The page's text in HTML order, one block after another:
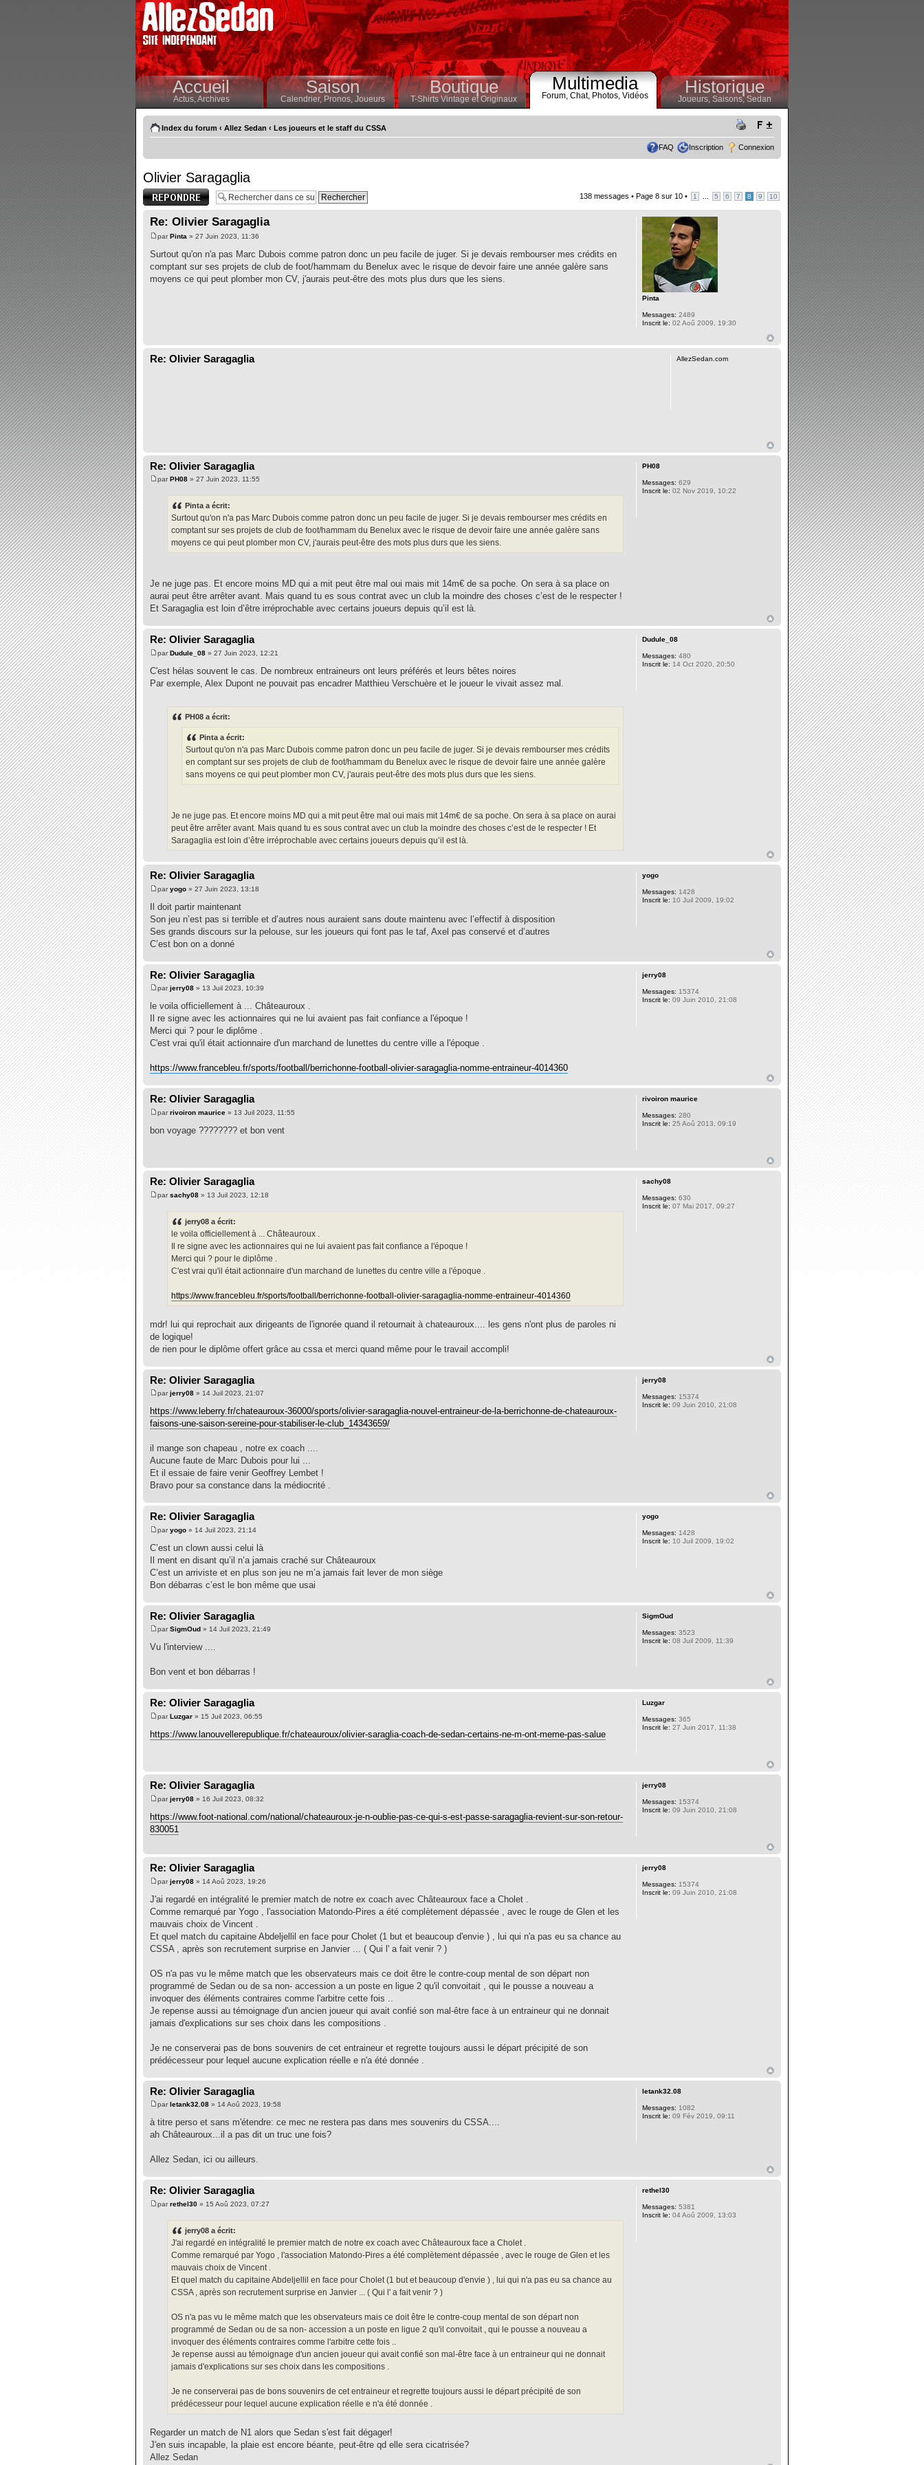
Accueil
Actus,Archives
Saison
Calendrier,Pronos, Joueurs
Boutique
T-Shirts Vintage et Originaux
Multimedia
Forum, Chat, Photos, Vidéos Historique
Joueurs, Saisons,Sedan
Index du forum ‹ Allez Sedan ‹ Les joueurs et le staff du CSSA
FAQ Inscription Connexion
Olivier Saragaglia
Publier une
réponse
138 messages • Page 8 sur 10 • 1 5 6 7 8 9 10
Re: Olivier Saragaglia
parPinta » 27 Juin 2023, 11:36
Surtout qu'on n'a pas Marc Dubois comme patron donc un peu facile de juger. Si je devais rembourser mes crédits en
comptant sur ses projets de club de foot/hammam du Benelux avec le risque de devoir faire une année galère sans
moyens ce qui peut plomber mon CV, j'aurais peut-être des mots plus durs que les siens.
Pinta
Messages: 2489
Inscrit le: 02 Aoû 2009, 19:30
Re: Olivier Saragaglia AllezSedan.com
Re: Olivier Saragaglia
parPH08 » 27 Juin 2023, 11:55
Pinta a écrit:
Surtout qu'on n'a pas Marc Dubois comme patron donc un peu facile de juger. Si je devais rembourser mes crédits en
comptant sur ses projets de club de foot/hammam du Benelux avec le risque de devoir faire une année galère sans
moyens ce qui peut plomber mon CV, j'aurais peut-être des mots plus durs que les siens.
Je ne juge pas. Et encore moins MD qui a mit peut être mal oui mais mit 14m€ de sa poche. On sera à sa place on
aurai peut être arrêter avant. Mais quand tu es sous contrat avec un club la moindre des choses c’est de le respecter !
Et Saragaglia est loin d’être irréprochable avec certains joueurs depuis qu’il est là.
PH08
Messages: 629
Inscrit le: 02 Nov 2019, 10:22
Re: Olivier Saragaglia
parDudule_08 » 27 Juin 2023, 12:21
C'est hélas souvent le cas. De nombreux entraineurs ont leurs préférés et leurs bêtes noires
Par exemple, Alex Dupont ne pouvait pas encadrer Matthieu Verschuère et le joueur le vivait assez mal.
PH08 a écrit:
Pinta a écrit:
Surtout qu'on n'a pas Marc Dubois comme patron donc un peu facile de juger. Si je devais rembourser mes crédits
en comptant sur ses projets de club de foot/hammam du Benelux avec le risque de devoir faire une année galère
sans moyens ce qui peut plomber mon CV, j'aurais peut-être des mots plus durs que les siens.
Je ne juge pas. Et encore moins MD qui a mit peut être mal oui mais mit 14m€ de sa poche. On sera à sa place on aurai
peut être arrêter avant. Mais quand tu es sous contrat avec un club la moindre des choses c’est de le respecter ! Et
Saragaglia est loin d’être irréprochable avec certains joueurs depuis qu’il est là.
Dudule_08
Messages: 480
Inscrit le: 14 Oct 2020, 20:50
Re: Olivier Saragaglia
paryogo » 27 Juin 2023, 13:18
Il doit partir maintenant
Son jeu n’est pas si terrible et d’autres nous auraient sans doute maintenu avec l’effectif à disposition
Ses grands discours sur la pelouse, sur les joueurs qui font pas le taf, Axel pas conservé et d’autres
C’est bon on a donné
yogo
Messages: 1428
Inscrit le: 10 Juil 2009, 19:02
Re: Olivier Saragaglia
parjerry08 » 13 Juil 2023, 10:39
le voila officiellement à ... Châteauroux .
Il re signe avec les actionnaires qui ne lui avaient pas fait confiance a l'époque !
Merci qui ? pour le diplôme .
C'est vrai qu'il était actionnaire d'un marchand de lunettes du centre ville a l'époque .
https://www.francebleu.fr/sports/football/berrichonne-football-olivier-saragaglia-nomme-entraineur-4014360
jerry08
Messages: 15374
Inscrit le: 09 Juin 2010, 21:08
Re: Olivier Saragaglia
parrivoiron maurice » 13 Juil 2023, 11:55
bon voyage ???????? et bon vent
rivoiron maurice
Messages: 280
Inscrit le: 25 Aoû 2013, 09:19
Re: Olivier Saragaglia
parsachy08 » 13 Juil 2023, 12:18
jerry08 a écrit:
le voila officiellement à ... Châteauroux .
Il re signe avec les actionnaires qui ne lui avaient pas fait confiance a l'époque !
Merci qui ? pour le diplôme .
C'est vrai qu'il était actionnaire d'un marchand de lunettes du centre ville a l'époque .
https://www.francebleu.fr/sports/football/berrichonne-football-olivier-saragaglia-nomme-entraineur-4014360
mdr! lui qui reprochait aux dirigeants de l'ignorée quand il retournait à chateauroux.... les gens n'ont plus de paroles ni
de logique!
de rien pour le diplôme offert grâce au cssa et merci quand même pour le travail accompli!
sachy08
Messages: 630
Inscrit le: 07 Mai 2017, 09:27
Re: Olivier Saragaglia
parjerry08 » 14 Juil 2023, 21:07
https://www.leberry.fr/chateauroux-36000/sports/olivier-saragaglia-nouvel-entraineur-de-la-berrichonne-de-chateauroux-
faisons-une-saison-sereine-pour-stabiliser-le-club_14343659/
il mange son chapeau , notre ex coach ....
Aucune faute de Marc Dubois pour lui ...
Et il essaie de faire venir Geoffrey Lembet !
Bravo pour sa constance dans la médiocrité .
jerry08
Messages: 15374
Inscrit le: 09 Juin 2010, 21:08
Re: Olivier Saragaglia
paryogo » 14 Juil 2023, 21:14
C’est un clown aussi celui là
Il ment en disant qu’il n’a jamais craché sur Châteauroux
C’est un arriviste et en plus son jeu ne m’a jamais fait lever de mon siège
Bon débarras c’est le bon même que usai
yogo
Messages: 1428
Inscrit le: 10 Juil 2009, 19:02
Re: Olivier Saragaglia
parSigmOud » 14 Juil 2023, 21:49
Vu l'interview ....
Bon vent et bon débarras !
SigmOud
Messages: 3523
Inscrit le: 08 Juil 2009, 11:39
Re: Olivier Saragaglia
parLuzgar » 15 Juil 2023, 06:55
https://www.lanouvellerepublique.fr/chateauroux/olivier-saraglia-coach-de-sedan-certains-ne-m-ont-meme-pas-salue
Luzgar
Messages: 365
Inscrit le: 27 Juin 2017, 11:38
Re: Olivier Saragaglia
parjerry08 » 16 Juil 2023, 08:32
https://www.foot-national.com/national/chateauroux-je-n-oublie-pas-ce-qui-s-est-passe-saragaglia-revient-sur-son-retour-
830051
jerry08
Messages: 15374
Inscrit le: 09 Juin 2010, 21:08
Re: Olivier Saragaglia
parjerry08 » 14 Aoû 2023, 19:26
J'ai regardé en intégralité le premier match de notre ex coach avec Châteauroux face a Cholet .
Comme remarqué par Yogo , l'association Matondo-Pires a été complètement dépassée , avec le rouge de Glen et les
mauvais choix de Vincent .
Et quel match du capitaine Abdeljellil en face pour Cholet (1 but et beaucoup d'envie ) , lui qui n'a pas eu sa chance au
CSSA , après son recrutement surprise en Janvier ... ( Qui l' a fait venir ? )
OS n'a pas vu le même match que les observateurs mais ce doit être le contre-coup mental de son départ non
programmé de Sedan ou de sa non- accession a un poste en ligue 2 qu'il convoitait , qui le pousse a nouveau a
invoquer des éléments contraires comme l'arbitre cette fois ..
Je repense aussi au témoignage d'un ancien joueur qui avait confié son mal-être face à un entraineur qui ne donnait
jamais d'explications sur ses choix dans les compositions .
Je ne conserverai pas de bons souvenirs de cet entraineur et regrette toujours aussi le départ précipité de son
prédécesseur pour lequel aucune explication réelle e n'a été donnée .
jerry08
Messages: 15374
Inscrit le: 09 Juin 2010, 21:08
Re: Olivier Saragaglia
parletank32.08 » 14 Aoû 2023, 19:58
à titre perso et sans m'étendre: ce mec ne restera pas dans mes souvenirs du CSSA....
ah Châteauroux...il a pas dit un truc une fois?
Allez Sedan, ici ou ailleurs.
letank32.08
Messages: 1082
Inscrit le: 09 Fév 2019, 09:11
Re: Olivier Saragaglia
parrethel30 » 15 Aoû 2023, 07:27
jerry08 a écrit:
J'ai regardé en intégralité le premier match de notre ex coach avec Châteauroux face a Cholet .
Comme remarqué par Yogo , l'association Matondo-Pires a été complètement dépassée , avec le rouge de Glen et les
mauvais choix de Vincent .
Et quel match du capitaine Abdeljellil en face pour Cholet (1 but et beaucoup d'envie ) , lui qui n'a pas eu sa chance au
CSSA , après son recrutement surprise en Janvier ... ( Qui l' a fait venir ? )
OS n'a pas vu le même match que les observateurs mais ce doit être le contre-coup mental de son départ non
programmé de Sedan ou de sa non- accession a un poste en ligue 2 qu'il convoitait , qui le pousse a nouveau a
invoquer des éléments contraires comme l'arbitre cette fois ..
Je repense aussi au témoignage d'un ancien joueur qui avait confié son mal-être face à un entraineur qui ne donnait
jamais d'explications sur ses choix dans les compositions .
Je ne conserverai pas de bons souvenirs de cet entraineur et regrette toujours aussi le départ précipité de son
prédécesseur pour lequel aucune explication réelle e n'a été donnée .
Regarder un match de N1 alors que Sedan s'est fait dégager!
J'en suis incapable, la plaie est encore béante, peut-être qd elle sera cicatrisée?
Allez Sedan
rethel30
Messages: 5381
Inscrit le: 04 Aoû 2009, 13:03